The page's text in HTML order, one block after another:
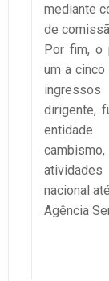
mediante
de
Por fim, o
um a
ingressos
dirigente,
nacional
Agência